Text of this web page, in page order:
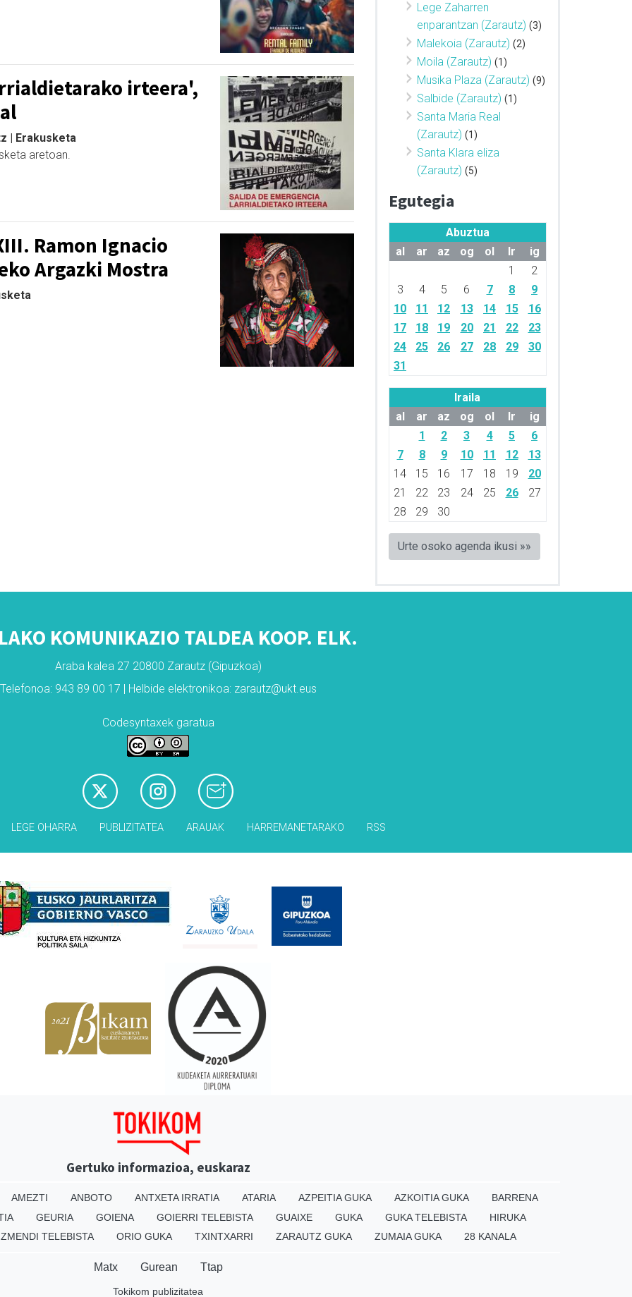
irteera',
| Erakusketa
aretoan.
Ramon Ignacio
Argazki Mostra
Lege Zaharren
enparantzan (Zarautz) (3)
Malekoia (Zarautz) (2)
Moila (Zarautz) (1)
Musika Plaza (Zarautz) (9)
Salbide (Zarautz) (1)
Santa Maria Real
(Zarautz) (1)
Santa Klara eliza
(Zarautz) (5)
Egutegia
Abuztua
al
ar az og ol lr
ig
1
2
3
4 5 6 7 8
9
10
11 12 13 14 15
16
17
18 19 20 21 22
23
24
25 26 27 28 29
30
31
Iraila
al
ar az og ol lr
ig
1
2 3 4 5
6
7
8 9 10 11 12
13
14
15 16 17 18 19
20
21
22 23 24 25 26
27
28
29 30
Urte osoko agenda ikusi »»
KOMUNIKAZIO TALDEA KOOP. ELK.
Araba kalea 27 20800 Zarautz (Gipuzkoa)
Telefonoa: 943 89 00 17 | Helbide elektronikoa: zarautz@ukt.eus
Codesyntaxek garatua
LEGE OHARRA PUBLIZITATEA ARAUAK HARREMANETARAKO RSS
Gertuko informazioa, euskaraz
AMEZTI ANBOTO ANTXETA IRRATIA ATARIA AZPEITIA GUKA AZKOITIA GUKA
BARRENA
GEURIA GOIENA GOIERRI TELEBISTA GUAIXE GUKA GUKA TELEBISTA
HIRUKA
TELEBISTA
ORIO GUKA TXINTXARRI ZARAUTZ GUKA ZUMAIA GUKA 28 KANALA
Matx Gurean Ttap
Tokikom publizitatea